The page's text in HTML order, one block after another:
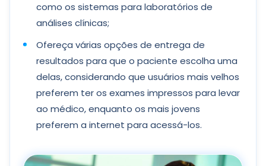
como os sistemas para laboratórios de
análises clínicas;
Ofereça várias opções de entrega de
resultados para que o paciente escolha uma
delas, considerando que usuários mais velhos
preferem ter os exames impressos para levar
ao médico, enquanto os mais jovens
preferem a internet para acessá-los.